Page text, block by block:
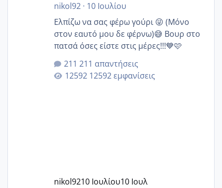
nikol92· 10 Ιουλίου
Ελπίζω να σας φέρω γούρι 😜 (Μόνο
στον εαυτό μου δε φέρνω)😅 Βουρ στο
πατσά όσες είστε στις μέρες!!!💙🩷
211 απαντήσεις
12592 εμφανίσεις
nikol9210 Ιουλίου10 Ιουλ